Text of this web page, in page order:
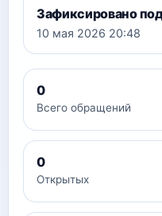
Зафиксировано
10 мая 2026 20:48
0
Всего обращений
0
Открытых